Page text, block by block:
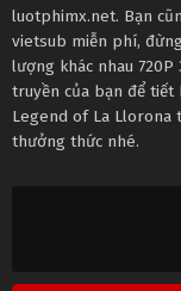
luotphimx.net. Bạn
vietsub miễn phí,
lượng khác nhau
truyền của bạn để tiết
Legend of La Llorona
thưởng thức nhé.